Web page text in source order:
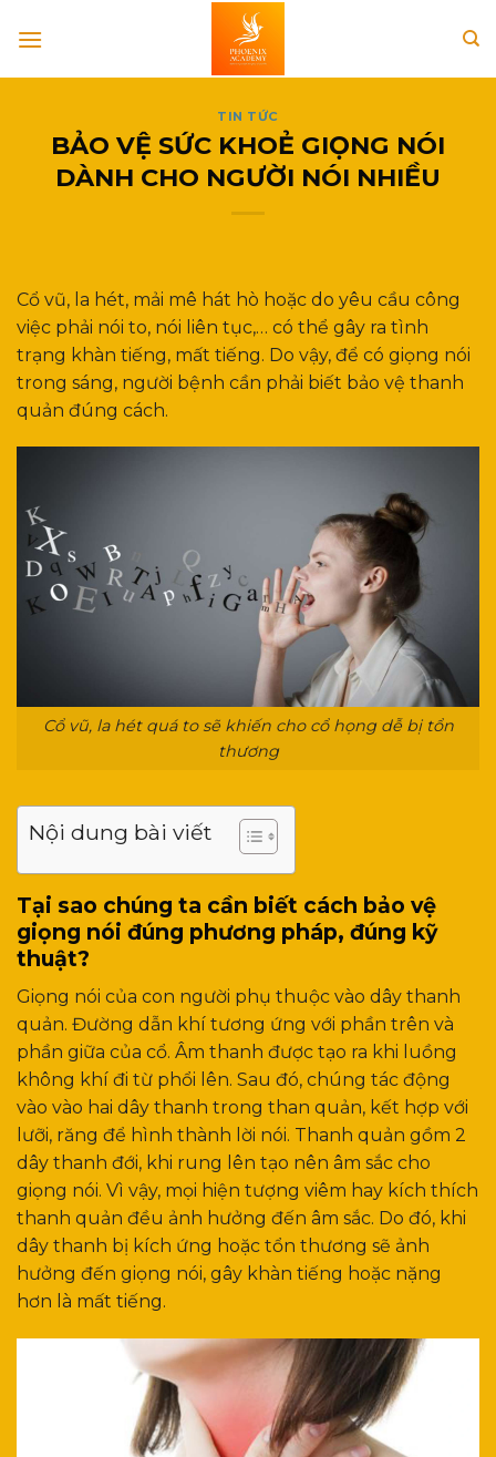
TIN TỨC
BẢO VỆ SỨC KHOẺ GIỌNG NÓI
DÀNH CHO NGƯỜI NÓI NHIỀU
Cổ vũ, la hét, mải mê hát hò hoặc do yêu cầu công
việc phải nói to, nói liên tục,… có thể gây ra tình
trạng khàn tiếng, mất tiếng. Do vậy, để có giọng nói
trong sáng, người bệnh cần phải biết bảo vệ thanh
quản đúng cách.
Cổ vũ, la hét quá to sẽ khiến cho cổ họng dễ bị tổn
thương
Nội dung bài viết
Tại sao chúng ta cần biết cách bảo vệ
giọng nói đúng phương pháp, đúng kỹ
thuật?
Giọng nói của con người phụ thuộc vào dây thanh
quản. Đường dẫn khí tương ứng với phần trên và
phần giữa của cổ. Âm thanh được tạo ra khi luồng
không khí đi từ phổi lên. Sau đó, chúng tác động
vào vào hai dây thanh trong than quản, kết hợp với
lưỡi, răng để hình thành lời nói. Thanh quản gồm 2
dây thanh đới, khi rung lên tạo nên âm sắc cho
giọng nói. Vì vậy, mọi hiện tượng viêm hay kích thích
thanh quản đều ảnh hưởng đến âm sắc. Do đó, khi
dây thanh bị kích ứng hoặc tổn thương sẽ ảnh
hưởng đến giọng nói, gây khàn tiếng hoặc nặng
hơn là mất tiếng.